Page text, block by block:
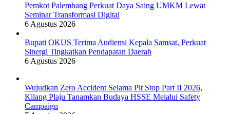
Pemkot Palembang Perkuat Daya Saing UMKM Lewat
Seminar Transformasi Digital
6 Agustus 2026
Bupati OKUS Terima Audiensi Kepala Samsat, Perkuat
Sinergi Tingkatkan Pendapatan Daerah
6 Agustus 2026
Wujudkan Zero Accident Selama Pit Stop Part II 2026,
Kilang Plaju Tanamkan Budaya HSSE Melalui Safety
Campaign